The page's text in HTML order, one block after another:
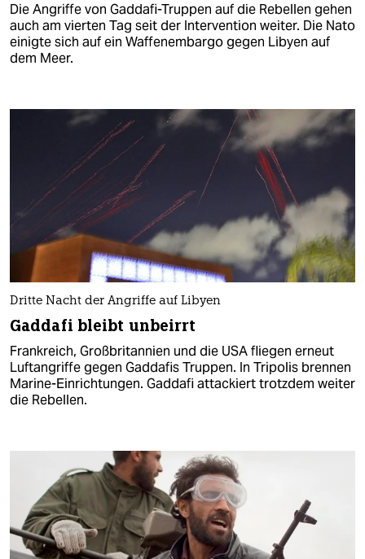
Die Angriffe von Gaddafi-Truppen auf die Rebellen gehen
auch am vierten Tag seit der Intervention weiter. Die Nato
einigte sich auf ein Waffenembargo gegen Libyen auf
dem Meer.
Dritte Nacht der Angriffe auf Libyen
Gaddafi bleibt unbeirrt
Frankreich, Großbritannien und die USA fliegen erneut
Luftangriffe gegen Gaddafis Truppen. In Tripolis brennen
Marine-Einrichtungen. Gaddafi attackiert trotzdem weiter
die Rebellen.